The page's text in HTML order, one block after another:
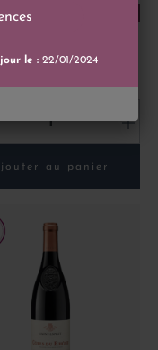
€
base
75cl
Colombo
+
au panier
le :22/01/2024